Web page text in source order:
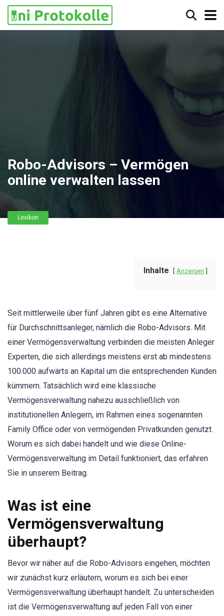
Robo-Advisors – Vermögen
online verwalten lassen
Lexikon
Inhalte Anzeigen
Seit mittlerweile über fünf Jahren gibt es eine Alternative
für Durchschnittsanleger, nämlich die Robo-Advisors. Mit
einer Vermögensverwaltung verbinden die meisten Anleger
Experten, die sich allerdings meistens erst ab mindestens
100.000 aufwärts an Kapital um die entsprechenden Kunden
kümmern. Tatsächlich wird eine klassische
Vermögensverwaltung nahezu ausschließlich von
institutionellen Anlegern, im Rahmen eines sogenannten
Family Office oder von vermögenden Privatkunden genutzt.
Worum es sich dabei handelt und wie diese Online-
Vermögensverwaltung im Detail funktioniert, das erfahren
Sie in unserem Beitrag.
Was ist eine
Vermögensverwaltung
überhaupt?
Bevor wir näher auf die Robo-Advisors eingehen, möchten
wir zunächst kurz erläutern, worum es sich bei einer
Vermögensverwaltung überhaupt handelt. Zu unterscheiden
ist die Vermögensverwaltung auf jeden Fall von einer